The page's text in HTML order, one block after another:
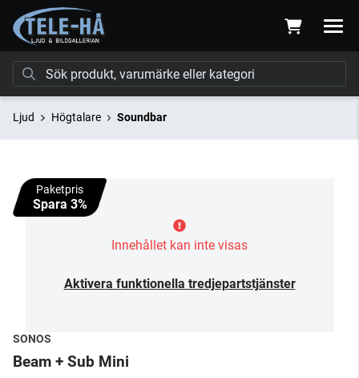
Ljud Högtalare Soundbar
Paketpris
Spara 3%
Innehållet kan inte visas
Aktivera funktionella tredjepartstjänster
SONOS
Beam + Sub Mini